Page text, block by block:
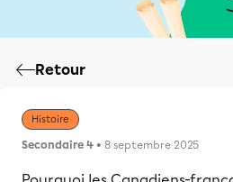
Retour
Histoire
Secondaire 4 • 8 septembre 2025